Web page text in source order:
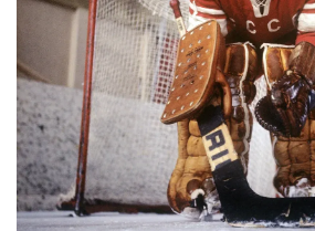
звоните:
+7 (929) 612-03-68